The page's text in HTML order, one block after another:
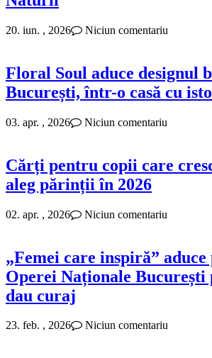
20. iun. , 2026 Niciun comentariu
Floral Soul aduce designul
București, într-o casă cu
03. apr. , 2026 Niciun comentariu
Cărți pentru copii care
aleg părinții în 2026
02. apr. , 2026 Niciun comentariu
„Femei care inspiră” aduce
Operei Naționale București
dau curaj
23. feb. , 2026 Niciun comentariu